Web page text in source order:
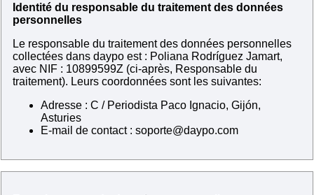
Identité du responsable du traitement des données
personnelles
Le responsable du traitement des données personnelles
collectées dans daypo est : Poliana Rodríguez Jamart,
avec NIF : 10899599Z (ci-après, Responsable du
traitement). Leurs coordonnées sont les suivantes:
Adresse : C / Periodista Paco Ignacio, Gijón,
Asturies
E-mail de contact : soporte@daypo.com